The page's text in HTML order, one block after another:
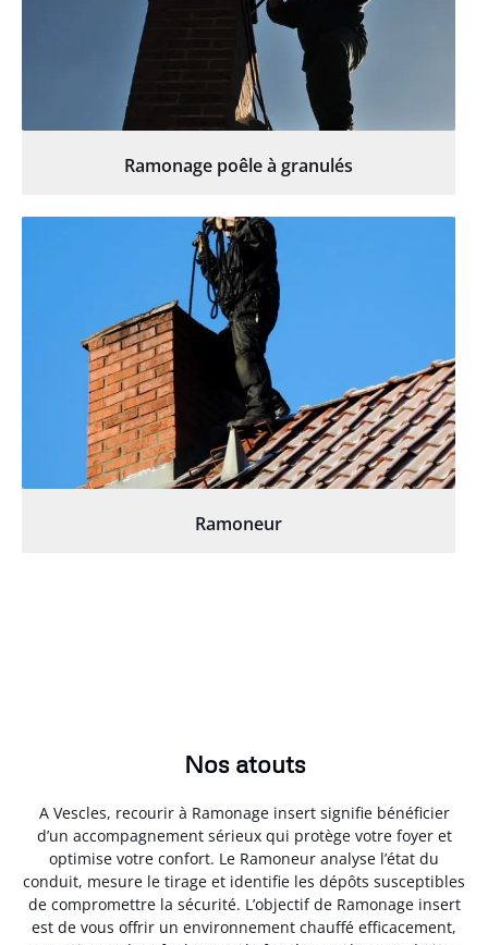
Ramonage poêle à granulés
Ramoneur
Nos atouts
A Vescles, recourir à Ramonage insert signifie bénéficier
d’un accompagnement sérieux qui protège votre foyer et
optimise votre confort. Le Ramoneur analyse l’état du
conduit, mesure le tirage et identifie les dépôts susceptibles
de compromettre la sécurité. L’objectif de Ramonage insert
est de vous offrir un environnement chauffé efficacement,